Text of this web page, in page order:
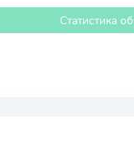
Статистика